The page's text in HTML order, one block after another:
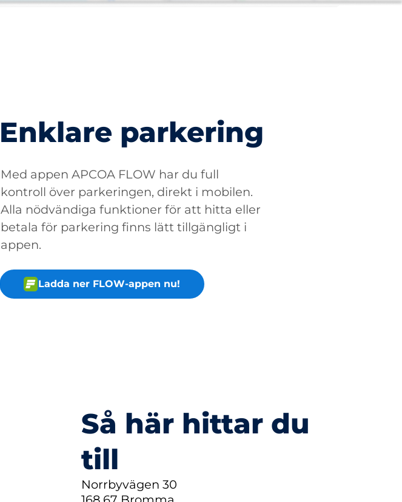
Enklare parkering
Med appen APCOA FLOW har du full
kontroll över parkeringen, direkt i mobilen.
Alla nödvändiga funktioner för att hitta eller
betala för parkering finns lätt tillgängligt i
appen.
Ladda ner FLOW-appen nu!
Så här hittar du
till
Norrbyvägen 30